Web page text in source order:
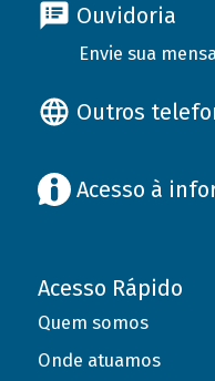
Ouvidoria
Envie sua
Outros
Acesso à
Acesso Rápido
Quem somos
Onde atuamos